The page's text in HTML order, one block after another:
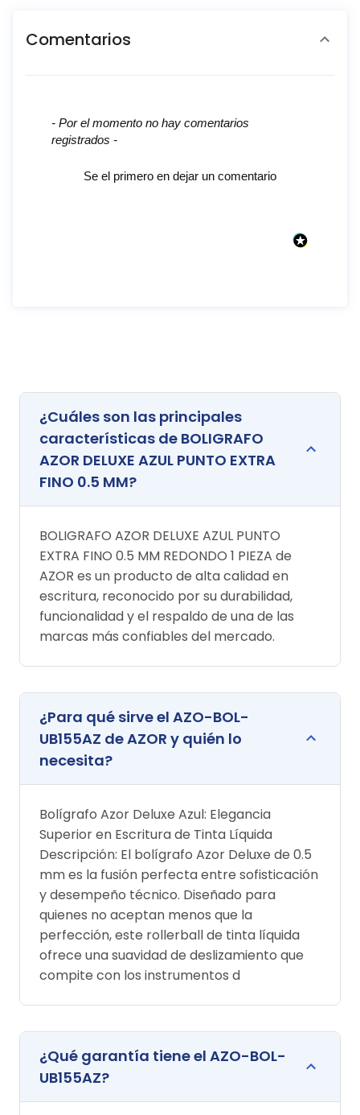
Comentarios
- Por el momento no hay comentarios
registrados -
Se el primero en dejar un comentario
New content loaded
¿Cuáles son las principales
características de BOLIGRAFO
AZOR DELUXE AZUL PUNTO EXTRA
FINO 0.5 MM?
BOLIGRAFO AZOR DELUXE AZUL PUNTO
EXTRA FINO 0.5 MM REDONDO 1 PIEZA de
AZOR es un producto de alta calidad en
escritura, reconocido por su durabilidad,
funcionalidad y el respaldo de una de las
marcas más confiables del mercado.
¿Para qué sirve el AZO-BOL-
UB155AZ de AZOR y quién lo
necesita?
Bolígrafo Azor Deluxe Azul: Elegancia
Superior en Escritura de Tinta Líquida
Descripción: El bolígrafo Azor Deluxe de 0.5
mm es la fusión perfecta entre sofisticación
y desempeño técnico. Diseñado para
quienes no aceptan menos que la
perfección, este rollerball de tinta líquida
ofrece una suavidad de deslizamiento que
compite con los instrumentos d
¿Qué garantía tiene el AZO-BOL-
UB155AZ?